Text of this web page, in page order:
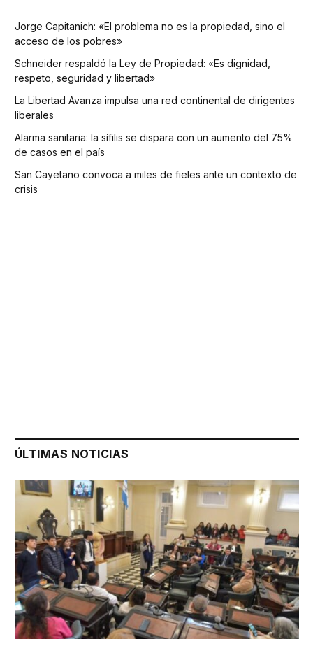
Jorge Capitanich: «El problema no es la propiedad, sino el
acceso de los pobres»
Schneider respaldó la Ley de Propiedad: «Es dignidad,
respeto, seguridad y libertad»
La Libertad Avanza impulsa una red continental de dirigentes
liberales
Alarma sanitaria: la sífilis se dispara con un aumento del 75%
de casos en el país
San Cayetano convoca a miles de fieles ante un contexto de
crisis
ÚLTIMAS NOTICIAS